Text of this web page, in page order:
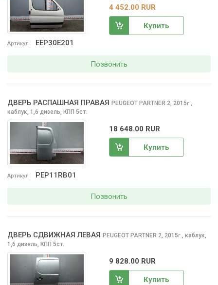
Артикул EEP30E201
4 452.00 RUR
Купить
Позвонить
Артикул PEP11RB01
ДВЕРЬ РАСПАШНАЯ ПРАВАЯ PEUGEOT PARTNER 2, 2015г.,
каблук, 1,6 дизель, КПП 5ст.
18 648.00 RUR
Купить
Позвонить
ДВЕРЬ СДВИЖНАЯ ЛЕВАЯ PEUGEOT PARTNER 2, 2015г., каблук,
1,6 дизель, КПП 5ст.
9 828.00 RUR
Купить